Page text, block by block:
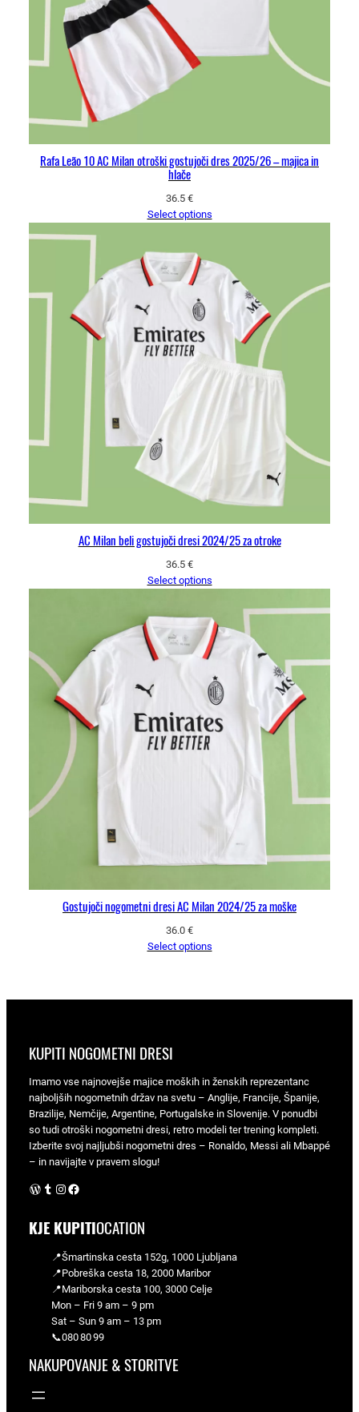
Rafa Leão 10 AC Milan otroški gostujoči dres 2025/26 – majica in
hlače
36.5 €
Select options
AC Milan beli gostujoči dresi 2024/25 za otroke
36.5 €
Select options
Gostujoči nogometni dresi AC Milan 2024/25 za moške
36.0 €
Select options
KUPITI NOGOMETNI DRESI
Imamo vse najnovejše majice moških in ženskih reprezentanc
najboljših nogometnih držav na svetu – Anglije, Francije, Španije,
Brazilije, Nemčije, Argentine, Portugalske in Slovenije. V ponudbi
so tudi otroški nogometni dresi, retro modeli ter trening kompleti.
Izberite svoj najljubši nogometni dres – Ronaldo, Messi ali Mbappé
– in navijajte v pravem slogu!
WordPress Instagram Facebook
KJE KUPITIOCATION
📍Šmartinska cesta 152g, 1000 Ljubljana
📍Pobreška cesta 18, 2000 Maribor
📍Mariborska cesta 100, 3000 Celje
Mon – Fri 9 am – 9 pm
Sat – Sun 9 am – 13 pm
📞080 80 99
NAKUPOVANJE & STORITVE